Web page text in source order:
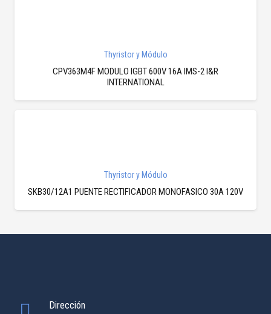
Thyristor y Módulo
CPV363M4F MODULO IGBT 600V 16A IMS-2 I&R
INTERNATIONAL
Thyristor y Módulo
SKB30/12A1 PUENTE RECTIFICADOR MONOFASICO 30A 120V
Dirección